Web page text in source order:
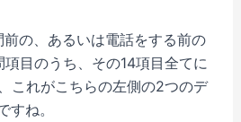
の、あるいは電話をする前の
目のうち、その14項目全てに
これがこちらの左側の2つのデ
すね。